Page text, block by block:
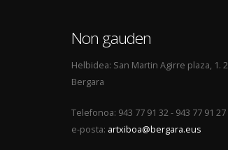
Non gauden
Helbidea: San Martin Agirre plaza, 1.
Bergara
Telefonoa: 943 77 91 32 - 943 77 91 27
e-posta: artxiboa@bergara.eus